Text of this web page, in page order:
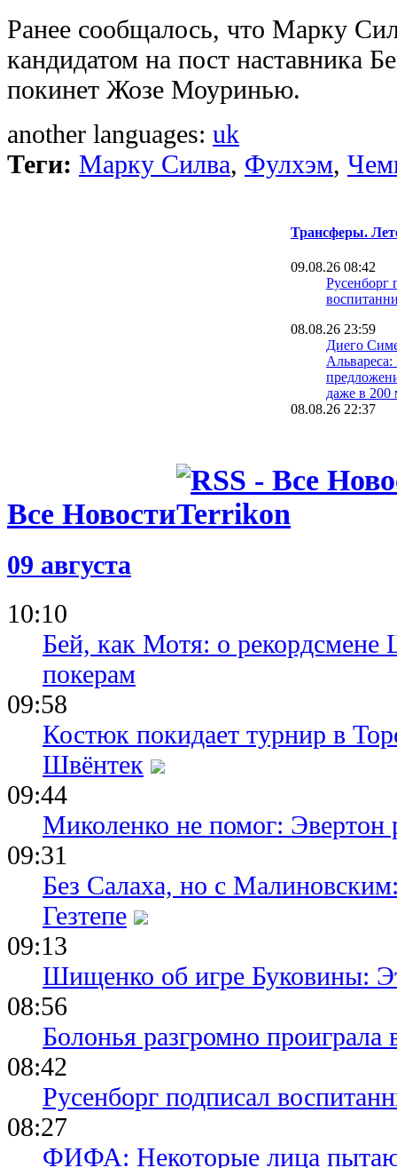
Ранее сообщалось, что Марку
кандидатом на пост наставника
покинет Жозе Моуринью.
another languages: uk
Теги: Марку Силва, Фулхэм,
Трансферы.
09.08.26 08:42
Русенборг
08.08.26 23:59
Диего
даже в 200
08.08.26 22:37
один экс-
08.08.26 22:11
Все Новости
09 августа
10:10
Бей, как Мотя: о рекордсмене
покерам
09:58
Костюк покидает турнир в
Швёнтек
09:44
Миколенко не помог: Эвертон
09:31
Без Салаха, но с
Гезтепе
09:13
Шищенко об игре Буковины:
08:56
Болонья разгромно
08:42
Русенборг подписал
08:27
ФИФА: Некоторые лица